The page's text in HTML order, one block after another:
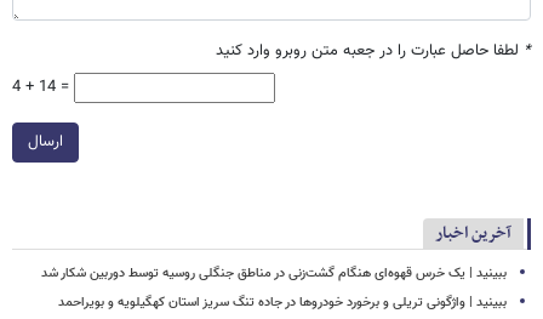
* لطفا حاصل عبارت را در جعبه متن روبرو وارد کنید
4 + 14 =
ارسال
آخرین اخبار
ببینید | یک خرس قهوه‌ای هنگام گشت‌زنی در مناطق جنگلی روسیه توسط دوربین شکار شد
ببینید | واژگونی تریلی و برخورد خودروها در جاده تنگ سریز استان کهگیلویه و بویراحمد